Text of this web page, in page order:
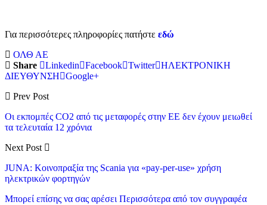
Για περισσότερες πληροφορίες πατήστε εδώ
ΟΛΘ ΑΕ
Share
Linkedin Facebook Twitter ΗΛΕΚΤΡΟΝΙΚΗ
ΔΙΕΥΘΥΝΣΗ
Google+
Prev Post
Οι εκπομπές CO2 από τις μεταφορές στην ΕΕ δεν έχουν μειωθεί
τα τελευταία 12 χρόνια
Next Post
JUNA: Κοινοπραξία της Scania για «pay-per-use» χρήση
ηλεκτρικών φορτηγών
Μπορεί επίσης να σας αρέσει Περισσότερα από τον συγγραφέα